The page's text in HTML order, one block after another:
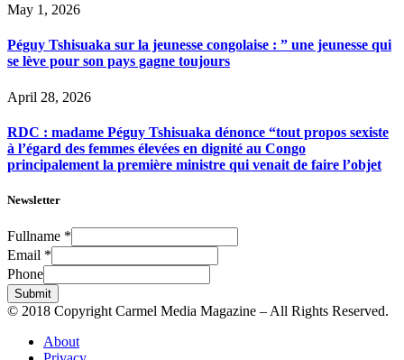
May 1, 2026
Péguy Tshisuaka sur la jeunesse congolaise : ” une jeunesse qui
se lève pour son pays gagne toujours
April 28, 2026
RDC : madame Péguy Tshisuaka dénonce “tout propos sexiste
à l’égard des femmes élevées en dignité au Congo
principalement la première ministre qui venait de faire l’objet
Newsletter
Fullname *
Email *
Phone
Submit
© 2018 Copyright Carmel Media Magazine – All Rights Reserved.
About